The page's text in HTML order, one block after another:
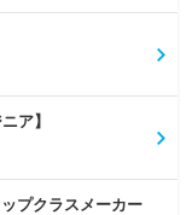
ア】
プクラスメーカー